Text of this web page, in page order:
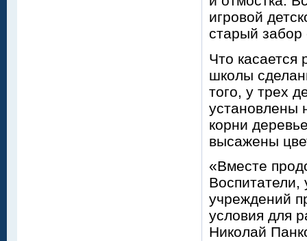
игровой
старый забор
Что касается
школы
того, у трех
установлены
корни
высажены
«Вместе
Воспитатели,
учреждений
условия для
Николай